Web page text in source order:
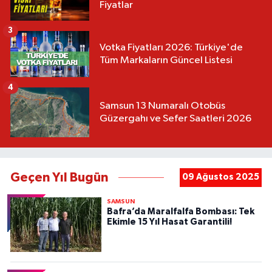
Fiyatlar
Votka Fiyatları 2026: Türkiye'de
Tüm Markaların Güncel Listesi
3
Samsun 13 Numaralı Otobüs
Güzergahı ve Sefer Saatleri 2026
4
Geçen Yıl Bugün 09 Ağustos 2025
SAMSUN
Bafra’da Maralfalfa Bombası: Tek
Ekimle 15 Yıl Hasat Garantili!